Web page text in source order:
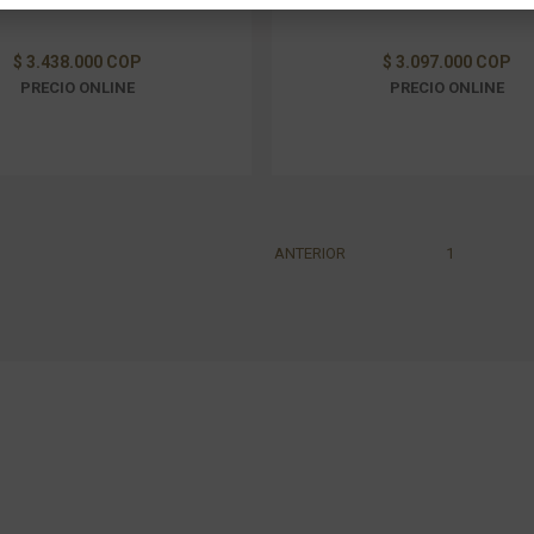
$ 3.438.000 COP
PRECIO ONLINE
$ 3.097.000 COP
PRECIO ONLINE
ANTERIOR 1
y análisis de formularios.